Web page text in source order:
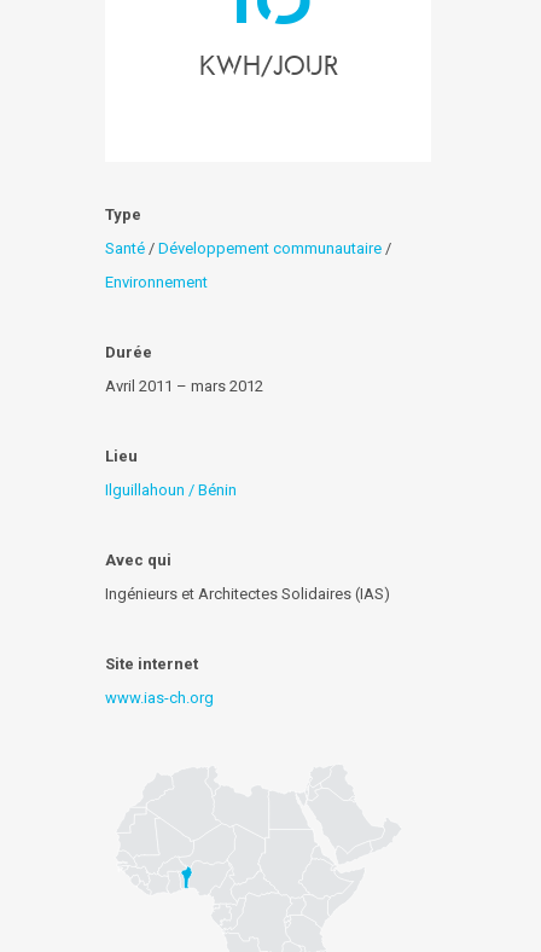
KWH/Jour
Type
Santé / Développement communautaire /
Environnement
Durée
Avril 2011 – mars 2012
Lieu
Ilguillahoun / Bénin
Avec qui
Ingénieurs et Architectes Solidaires (IAS)
Site internet
www.ias-ch.org